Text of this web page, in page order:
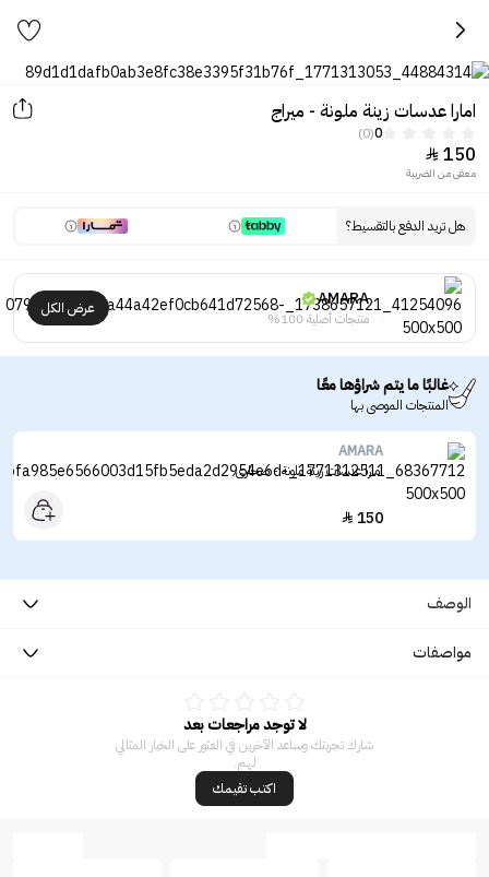
امارا عدسات زينة ملونة - ميراج
0
(0)
150

معفى من الضريبة
هل تريد الدفع بالتقسيط؟
AMARA
منتجات أصلية 100%
عرض الكل
غالبًا ما يتم شراؤها معًا
المنتجات الموصى بها
AMARA
امارا عدسات زينة ملونة - صحارى
150

الوصف
مواصفات
لا توجد مراجعات بعد
شارك تجربتك وساعد الآخرين في العثور على الخيار المثالي
لهم.
اكتب تقيمك